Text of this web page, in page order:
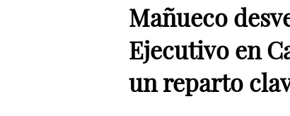
Mañueco
Ejecutivo en
un reparto